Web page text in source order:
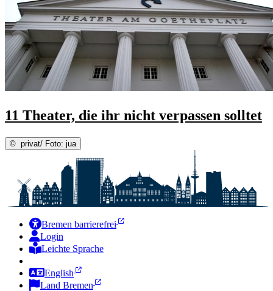
11 Theater, die ihr nicht verpassen solltet
© privat/ Foto: jua
Bremen barrierefrei
Login
Leichte Sprache
English
Land Bremen